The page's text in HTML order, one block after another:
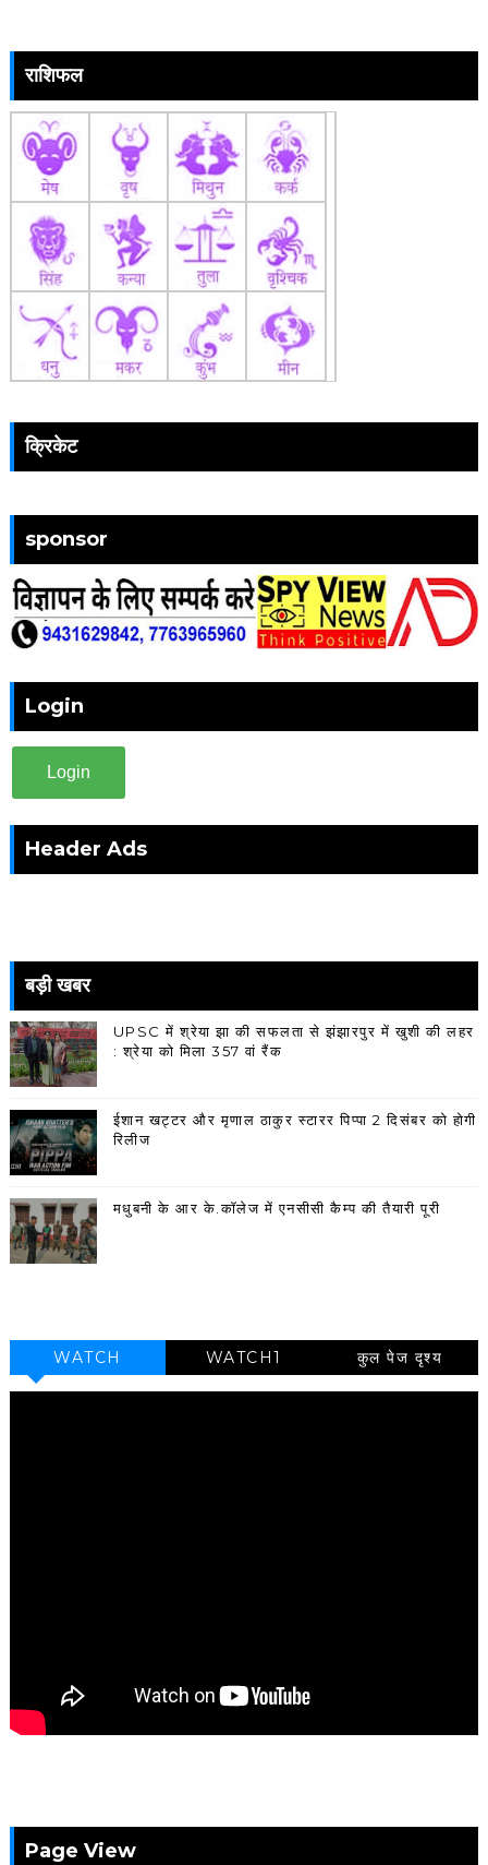
राशिफल
क्रिकेट
sponsor
Login
Login
Header Ads
बड़ी खबर
UPSC में श्रेया झा की सफलता से झंझारपुर में खुशी की लहर
: श्रेया को मिला 357 वां रैंक
ईशान खट्टर और मृणाल ठाकुर स्टारर पिप्पा 2 दिसंबर को होगी
रिलीज
मधुबनी के आर के.कॉलेज में एनसीसी कैम्प की तैयारी पूरी
WATCH WATCH1 कुल पेज दृश्य
Page View